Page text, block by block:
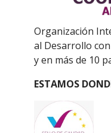
Organización
al Desarrollo
y en más de 10
ESTAMOS